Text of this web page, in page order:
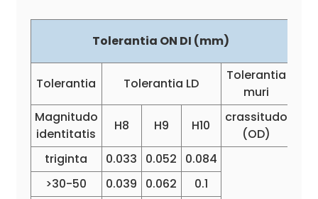
Tolerantia ON DI (mm)
Tolerantia Tolerantia LD
Tolerantia
muri
Magnitudo
identitatis
H8 H9 H10
crassitudo
(OD)
triginta
0.033 0.052 0.084
>30-50 0.039 0.062
0.1